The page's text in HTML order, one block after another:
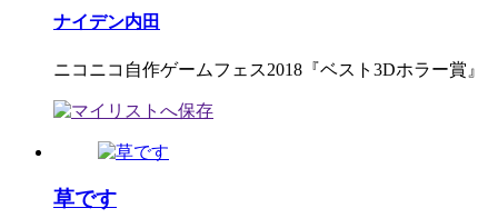
ナイデン内田
ニコニコ自作ゲームフェス2018『ベスト3Dホラー賞』
草です